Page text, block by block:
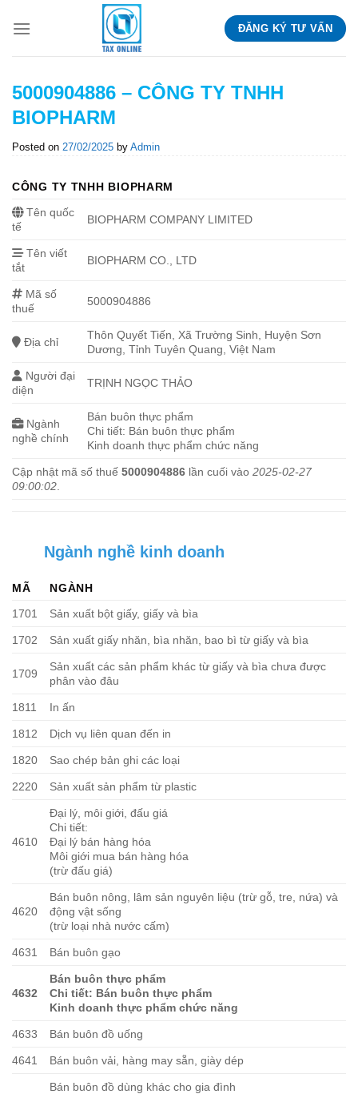
ĐĂNG KÝ TƯ VẤN
5000904886 – CÔNG TY TNHH
BIOPHARM
Posted on 27/02/2025 by Admin
CÔNG TY TNHH BIOPHARM
Tên quốc
tế
BIOPHARM COMPANY LIMITED
Tên viết
tắt
BIOPHARM CO., LTD
Mã số
thuế
5000904886
Địa chỉ
Thôn Quyết Tiến, Xã Trường Sinh, Huyện Sơn
Dương, Tỉnh Tuyên Quang, Việt Nam
Người đại
diện
TRỊNH NGỌC THẢO
Ngành
nghề chính
Bán buôn thực phẩm
Chi tiết: Bán buôn thực phẩm
Kinh doanh thực phẩm chức năng
Cập nhật mã số thuế 5000904886 lần cuối vào 2025-02-27
09:00:02
Ngành nghề kinh doanh
MÃ
NGÀNH
1701
Sản xuất bột giấy, giấy và bìa
1702 Sản xuất giấy nhăn, bìa nhăn, bao bì từ giấy và bìa
1709
Sản xuất các sản phẩm khác từ giấy và bìa chưa được
phân vào đâu
1811 In ấn
1812 Dịch vụ liên quan đến in
1820 Sao chép bản ghi các loại
2220 Sản xuất sản phẩm từ plastic
4610
Đại lý, môi giới, đấu giá
Chi tiết:
Đại lý bán hàng hóa
Môi giới mua bán hàng hóa
(trừ đấu giá)
4620
Bán buôn nông, lâm sản nguyên liệu (trừ gỗ, tre, nứa) và
động vật sống
(trừ loại nhà nước cấm)
4631 Bán buôn gạo
4632
Bán buôn thực phẩm
Chi tiết: Bán buôn thực phẩm
Kinh doanh thực phẩm chức năng
4633 Bán buôn đồ uống
4641 Bán buôn vải, hàng may sẵn, giày dép
Bán buôn đồ dùng khác cho gia đình